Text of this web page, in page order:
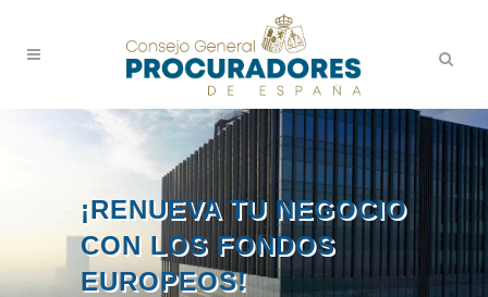
¡RENUEVA TU NEGOCIO
CON LOS FONDOS
EUROPEOS!